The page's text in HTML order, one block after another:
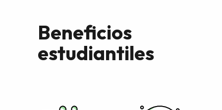
Beneficios
estudiantiles